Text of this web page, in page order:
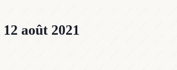
12 août 2021